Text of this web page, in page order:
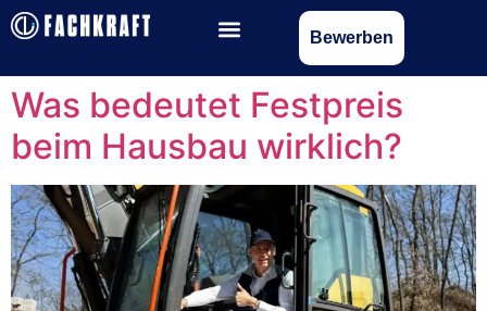
Bewerben
Was bedeutet Festpreis
beim Hausbau wirklich?